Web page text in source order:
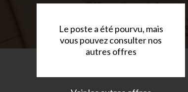
Le poste a été pourvu, mais
vous pouvez consulter nos
autres offres